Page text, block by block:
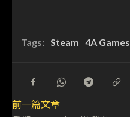
Tags: Steam 4A Games
前一篇文章